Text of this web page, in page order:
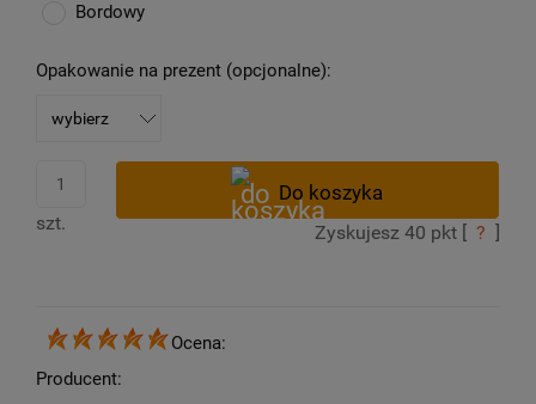
Bordowy
Opakowanie na prezent (opcjonalne):
szt. Zyskujesz 40 pkt [ ? ]
Ocena:
Producent: